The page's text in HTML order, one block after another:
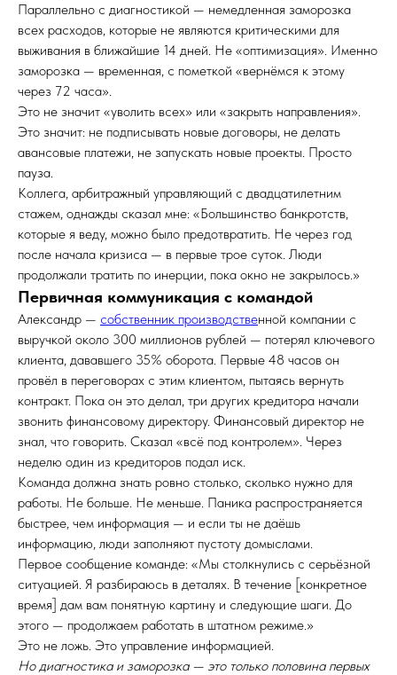
Параллельно с диагностикой — немедленная заморозка
всех расходов, которые не являются критическими для
выживания в ближайшие 14 дней. Не «оптимизация». Именно
заморозка — временная, с пометкой «вернёмся к этому
через 72 часа».
Это не значит «уволить всех» или «закрыть направления».
Это значит: не подписывать новые договоры, не делать
авансовые платежи, не запускать новые проекты. Просто
пауза.
Коллега, арбитражный управляющий с двадцатилетним
стажем, однажды сказал мне: «Большинство банкротств,
которые я веду, можно было предотвратить. Не через год
после начала кризиса — в первые трое суток. Люди
продолжали тратить по инерции, пока окно не закрылось.»
Первичная коммуникация с командой
Александр — собственник производственной компании с
выручкой около 300 миллионов рублей — потерял ключевого
клиента, дававшего 35% оборота. Первые 48 часов он
провёл в переговорах с этим клиентом, пытаясь вернуть
контракт. Пока он это делал, три других кредитора начали
звонить финансовому директору. Финансовый директор не
знал, что говорить. Сказал «всё под контролем». Через
неделю один из кредиторов подал иск.
Команда должна знать ровно столько, сколько нужно для
работы. Не больше. Не меньше. Паника распространяется
быстрее, чем информация — и если ты не даёшь
информацию, люди заполняют пустоту домыслами.
Первое сообщение команде: «Мы столкнулись с серьёзной
ситуацией. Я разбираюсь в деталях. В течение [конкретное
время] дам вам понятную картину и следующие шаги. До
этого — продолжаем работать в штатном режиме.»
Это не ложь. Это управление информацией.
Но диагностика и заморозка — это только половина первых